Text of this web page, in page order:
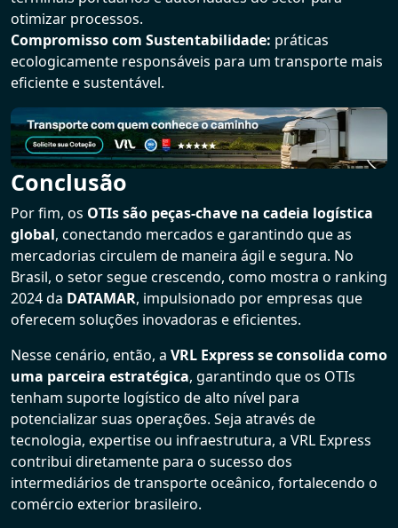
otimizar processos.
Compromisso com Sustentabilidade: práticas
ecologicamente responsáveis para um transporte mais
eficiente e sustentável.
Conclusão
Por fim, os OTIs são peças-chave na cadeia logística
global, conectando mercados e garantindo que as
mercadorias circulem de maneira ágil e segura. No
Brasil, o setor segue crescendo, como mostra o ranking
2024 da DATAMAR, impulsionado por empresas que
oferecem soluções inovadoras e eficientes.
Nesse cenário, então, a VRL Express se consolida como
uma parceira estratégica, garantindo que os OTIs
tenham suporte logístico de alto nível para
potencializar suas operações. Seja através de
tecnologia, expertise ou infraestrutura, a VRL Express
contribui diretamente para o sucesso dos
intermediários de transporte oceânico, fortalecendo o
comércio exterior brasileiro.